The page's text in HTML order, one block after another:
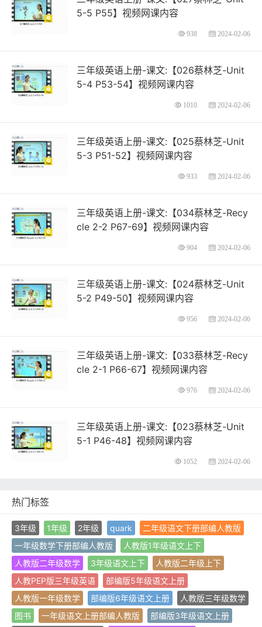
5-5 P55】视频网课内容
938 2024-02-06
三年级英语上册-课文:【026蔡林芝-Unit
5-4 P53-54】视频网课内容
1010 2024-02-06
三年级英语上册-课文:【025蔡林芝-Unit
5-3 P51-52】视频网课内容
933 2024-02-06
三年级英语上册-课文:【034蔡林芝-Recy
cle 2-2 P67-69】视频网课内容
904 2024-02-06
三年级英语上册-课文:【024蔡林芝-Unit
5-2 P49-50】视频网课内容
956 2024-02-06
三年级英语上册-课文:【033蔡林芝-Recy
cle 2-1 P66-67】视频网课内容
976 2024-02-06
三年级英语上册-课文:【023蔡林芝-Unit
5-1 P46-48】视频网课内容
1052 2024-02-06
热门标签
3年级 1年级 2年级 quark
二年级语文下册部编人教版
一年级数学下册部编人教版
人教版1年级语文上下
人教版二年级数学
3年级语文上下
人教版二年级上下
人教PEP版三年级英语
部编版5年级语文上册
人教版一年级数学
部编版6年级语文上册
人教版三年级数学
图书
一年级语文上册部编人教版
部编版3年级语文上册